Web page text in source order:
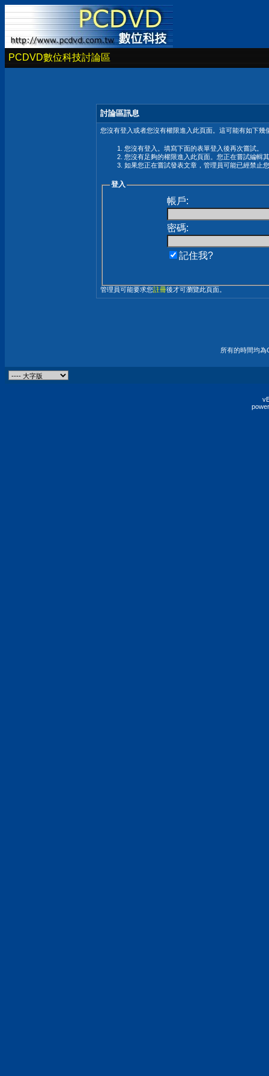
PCDVD數位科技討論區
討論區訊息
您沒有登入或者您沒有權限進入此頁面。這可能有如下幾
您沒有登入。填寫下面的表單登入後再次嘗試。
您沒有足夠的權限進入此頁面。您正在嘗試編輯
如果您正在嘗試發表文章，管理員可能已經禁止
登入
帳戶:
密碼:
記住我?
管理員可能要求您註冊後才可瀏覽此頁面。
所有的時間均為